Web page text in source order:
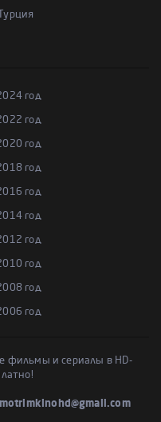
Турция
год
год
год
год
год
год
год
год
год
год
фильмы и сериалы в HD-